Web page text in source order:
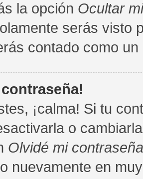
la opción Ocultar
serás visto
contado como
¡calma! Si tu
o
Olvidé mi contraseña
nuevamente en